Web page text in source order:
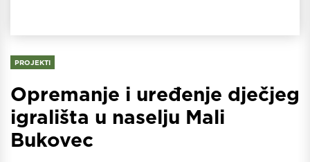
PROJEKTI
Opremanje i uređenje dječjeg
igrališta u naselju Mali
Bukovec